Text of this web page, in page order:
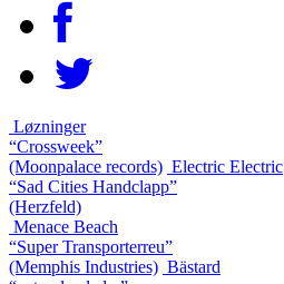
Løzninger
“Crossweek”
(Moonpalace records) Electric Electric
“Sad Cities Handclapp”
(Herzfeld)
Menace Beach
“Super Transporterreu”
(Memphis Industries) Bästard